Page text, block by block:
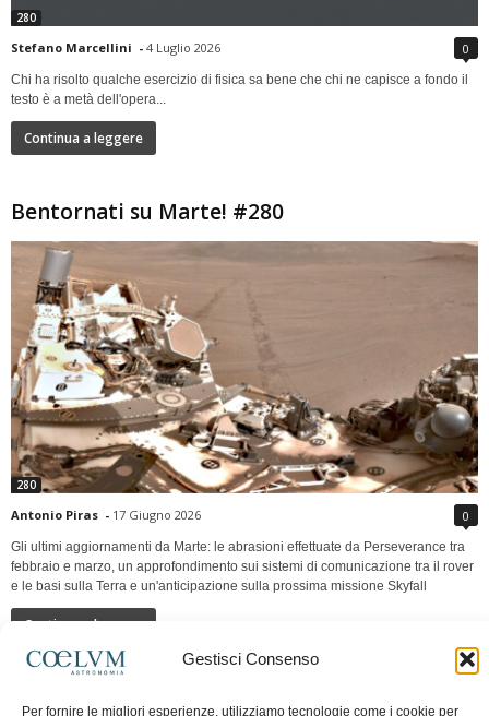
Gestisci Consenso
Per fornire le migliori esperienze, utilizziamo tecnologie come i cookie per
280
Stefano Marcellini - 4 Luglio 2026 0
Chi ha risolto qualche esercizio di fisica sa bene che chi ne capisce a fondo il
testo è a metà dell'opera...
Continua a leggere
Bentornati su Marte! #280
280
Antonio Piras - 17 Giugno 2026 0
Gli ultimi aggiornamenti da Marte: le abrasioni effettuate da Perseverance tra
febbraio e marzo, un approfondimento sui sistemi di comunicazione tra il rover
e le basi sulla Terra e un'anticipazione sulla prossima missione Skyfall
Continua a leggere